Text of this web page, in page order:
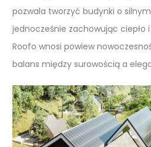
pozwala tworzyć budynki o
jednocześnie zachowując ciepło
Roofo wnosi powiew
balans między surowością a